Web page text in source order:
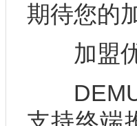
期待您的
加盟优